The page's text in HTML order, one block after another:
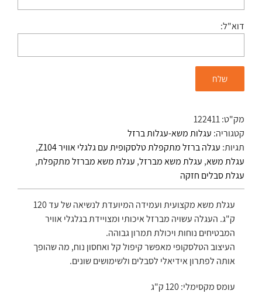
דוא"ל:
מק"ט:122411
קטגוריה: עגלות משא-עגלות ברזל
תגיות: עגלה ברזל מתקפלת טלסקופית עם גלגלי אוויר Z104
,
עגלת משא, עגלת משא מברזל, עגלת משא מברזל מתקפלת,
עגלת סבלים חזקה
עגלת משא מקצועית ועמידה המיועדת לנשיאה של עד 120
ק"ג. העגלה עשויה מברזל איכותי ומצויידת בגלגלי אוויר
המבטיחים נוחות ויכולת תמרון גבוהה.
העיצוב הטלסקופי מאפשר קיפול קל ואחסון נוח, מה שהופך
אותה לפתרון אידיאלי לסבלים ולשימושים שונים.
עומס מקסימלי: 120 ק"ג